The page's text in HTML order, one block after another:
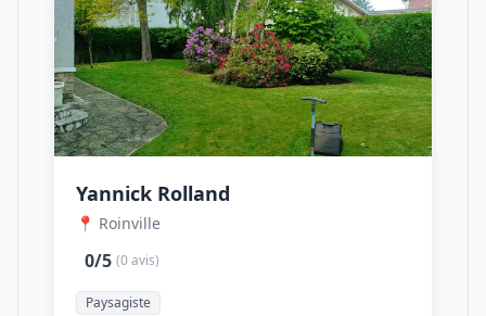
Yannick Rolland
📍 Roinville
0/5 (0 avis)
Paysagiste